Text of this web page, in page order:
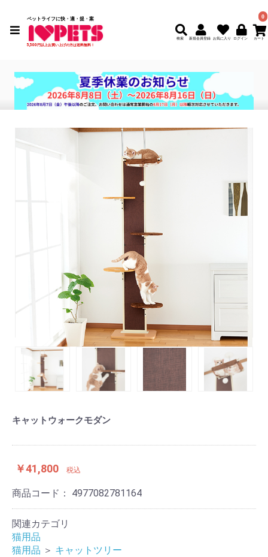
ペットライフに快・適・提・案
0
キャットウォークモダン
￥41,800 税込
商品コード： 4977082781164
関連カテゴリ
猫用品
猫用品 ＞ キャットツリー